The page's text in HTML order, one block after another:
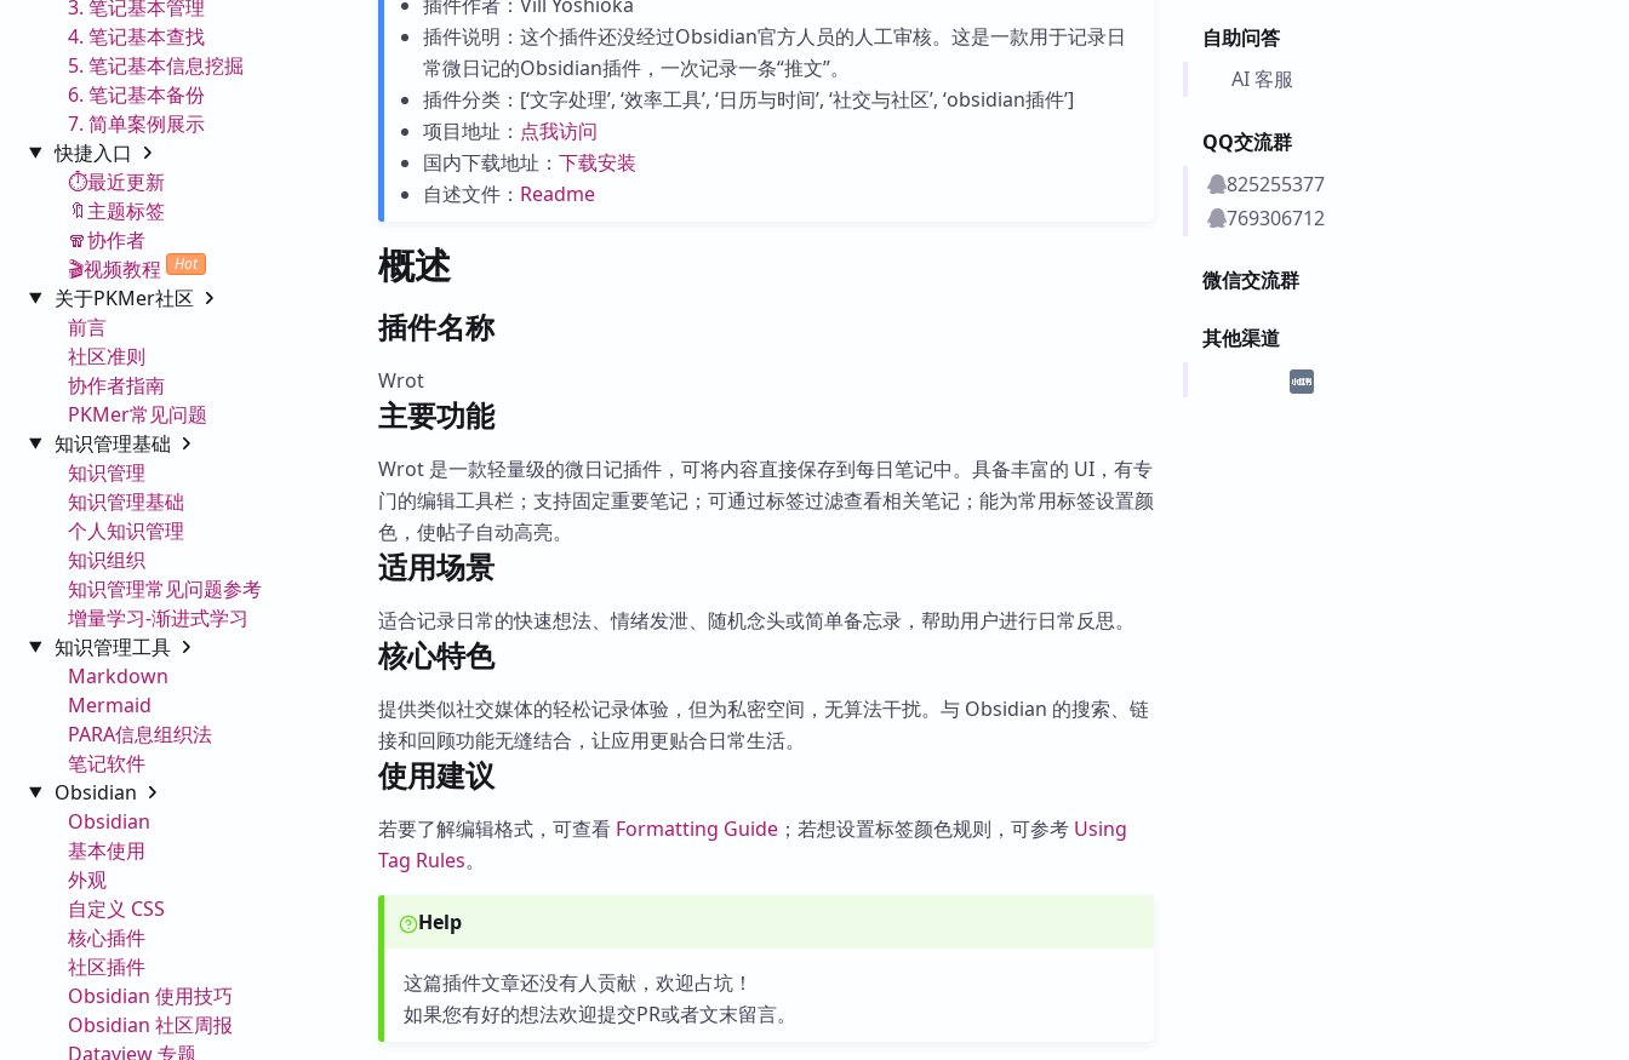
3. 笔记基本管理
4. 笔记基本查找
5. 笔记基本信息挖掘
6. 笔记基本备份
7. 简单案例展示
快捷入口
⏱️最近更新
🔖主题标签
🧣协作者
🎬视频教程
Hot
关于PKMer社区
前言
社区准则
协作者指南
PKMer常见问题
知识管理基础
知识管理
知识管理基础
个人知识管理
知识组织
知识管理常见问题参考
增量学习-渐进式学习
知识管理工具
Markdown
Mermaid
PARA信息组织法
笔记软件
Obsidian
Obsidian
基本使用
外观
自定义 CSS
核心插件
社区插件
Obsidian 使用技巧
Obsidian 社区周报
Dataview 专题
自助问答
AI 客服
QQ交流群
825255377
769306712
微信交流群
其他渠道
插件说明：这个插件还没经过Obsidian官方人员的人工审核。这是一款用于记录日
常微日记的Obsidian插件，一次记录一条“推文”。
插件分类：[‘文字处理’, ‘效率工具’, ‘日历与时间’, ‘社交与社区’, ‘obsidian插件’]
项目地址： 点我访问
国内下载地址： 下载安装
自述文件： Readme
概述
插件名称
Wrot
主要功能
Wrot 是一款轻量级的微日记插件，可将内容直接保存到每日笔记中。具备丰富的 UI，有专
门的编辑工具栏；支持固定重要笔记；可通过标签过滤查看相关笔记；能为常用标签设置颜
色，使帖子自动高亮。
适用场景
适合记录日常的快速想法、情绪发泄、随机念头或简单备忘录，帮助用户进行日常反思。
核心特色
提供类似社交媒体的轻松记录体验，但为私密空间，无算法干扰。与 Obsidian 的搜索、链
接和回顾功能无缝结合，让应用更贴合日常生活。
使用建议
若要了解编辑格式，可查看 Formatting Guide ；若想设置标签颜色规则，可参考 Using
Tag Rules。
Help
这篇插件文章还没有人贡献，欢迎占坑！
如果您有好的想法欢迎提交PR或者文末留言。